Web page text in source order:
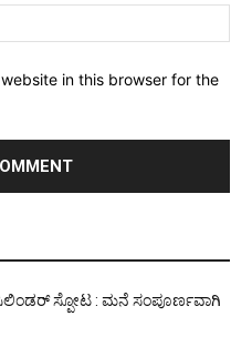
in this browser for the
ಸಿಲಿಂಡರ್ ಸ್ಪೋಟ : ಮನೆ ಸಂಪೂರ್ಣವಾಗಿ